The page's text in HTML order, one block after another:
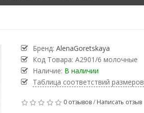
Бренд: AlenaGoretskaya
Код Товара: А2901/6 молочные
Наличие: В наличии
Таблица соответствий размеров
0 отзывов/ Написать отзыв